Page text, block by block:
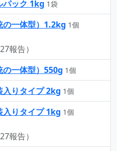
パック 1kg 1袋
の一体型）1.2kg 1個
報告）
の一体型）550g 1個
入りタイプ 2kg 1個
入りタイプ 1kg 1個
報告）